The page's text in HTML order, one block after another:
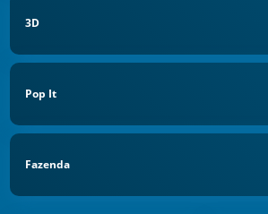
3D
Pop It
Fazenda